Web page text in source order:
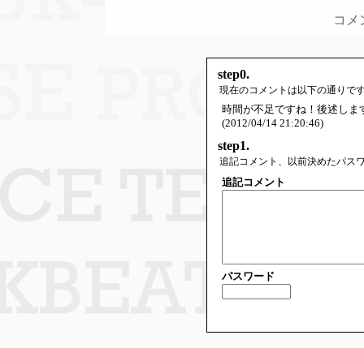
コメ
step0.
現在のコメントは以下の通りで
時間が不足ですね！後述し
(2012/04/14 21:20:46)
step1.
追記コメント、以前決めたパス
追記コメント
パスワード